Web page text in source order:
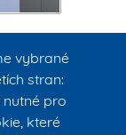
vybrané
stran:
pro
které